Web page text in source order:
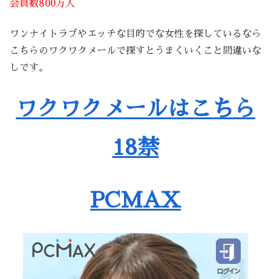
会員数800万人
ワンナイトラブやエッチな目的でな女性を探しているなら
こちらのワクワクメールで探すとうまくいくこと間違いな
しです。
ワクワクメールはこちら
18禁
PCMAX